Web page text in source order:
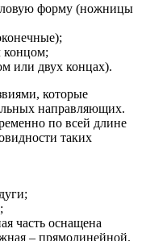
форму (ножницы
или двух концах).
которые
направляющих.
по всей длине
таких
часть оснащена
– прямолинейной.